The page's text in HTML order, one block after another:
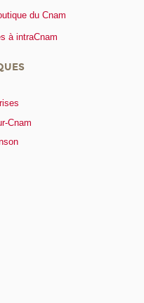
du Cnam
à intraCnam
Cnam